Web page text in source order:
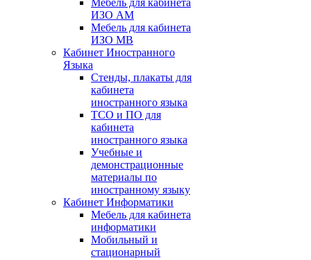
Мебель для кабинета
ИЗО АМ
Мебель для кабинета
ИЗО МВ
Кабинет Иностранного
Языка
Стенды, плакаты для
кабинета
иностранного языка
ТСО и ПО для
кабинета
иностранного языка
Учебные и
демонстрационные
материалы по
иностранному языку
Кабинет Информатики
Мебель для кабинета
информатики
Мобильный и
стационарный